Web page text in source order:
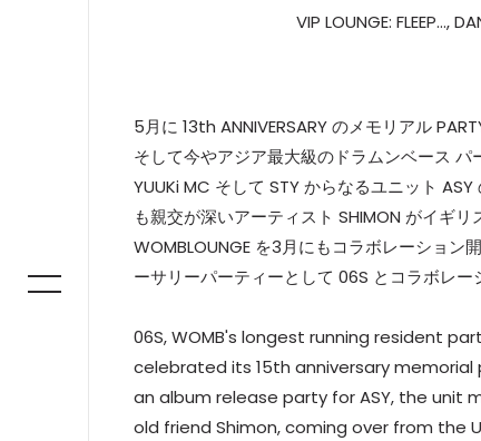
VIP LOUNGE: FLEEP...,
5月に 13th ANNIVERSARY のメモリアル
そして今やアジア最大級のドラムンベース
YUUKi MC そして STY からなるユニット
も親交が深いアーティスト SHIMON がイギリ
WOMBLOUNGE を3月にもコラボレーション
ーサリーパーティーとして 06S とコラボレー
06S, WOMB's longest running resident
celebrated its 15th anniversary memorial
an album release party for ASY, the unit
old friend Shimon, coming over from the